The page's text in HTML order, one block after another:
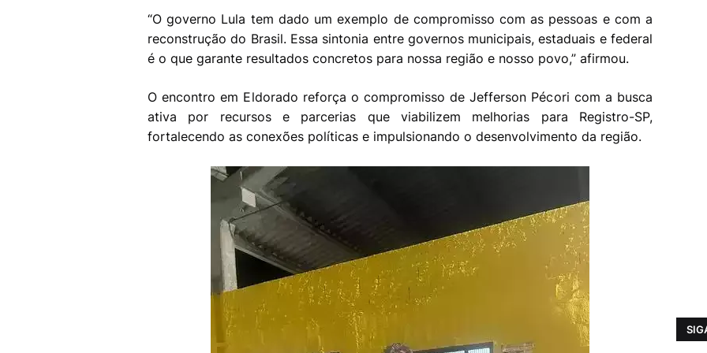
“O governo Lula tem dado um exemplo de compromisso com as pessoas e com a
reconstrução do Brasil. Essa sintonia entre governos municipais, estaduais e federal
é o que garante resultados concretos para nossa região e nosso povo,” afirmou.
O encontro em Eldorado reforça o compromisso de Jefferson Pécori com a busca
ativa por recursos e parcerias que viabilizem melhorias para Registro-SP,
fortalecendo as conexões políticas e impulsionando o desenvolvimento da região.